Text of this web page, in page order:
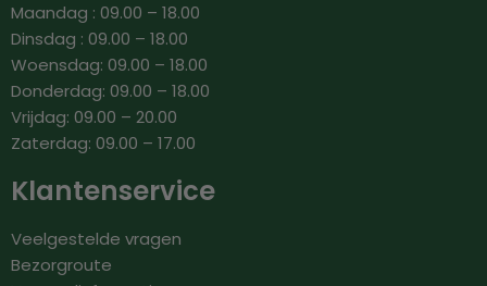
Maandag : 09.00 – 18.00
Dinsdag : 09.00 – 18.00
Woensdag: 09.00 – 18.00
Donderdag: 09.00 – 18.00
Vrijdag: 09.00 – 20.00
Zaterdag: 09.00 – 17.00
Klantenservice
Veelgestelde vragen
Bezorgroute